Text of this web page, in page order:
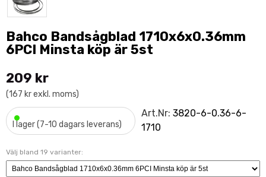
Bahco Bandsågblad 1710x6x0.36mm
6PCI Minsta köp är 5st
209 kr
(167 kr exkl. moms)
•I lager (7-10 dagars leverans)
Art.Nr: 3820-6-0.36-6-
1710
Välj bland 19 varianter: